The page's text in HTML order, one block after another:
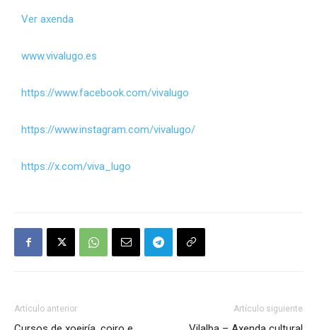
Ver axenda
www.vivalugo.es
https://www.facebook.com/vivalugo
https://www.instagram.com/vivalugo/
https://x.com/viva_lugo
Artículo anterior Artículo siguiente